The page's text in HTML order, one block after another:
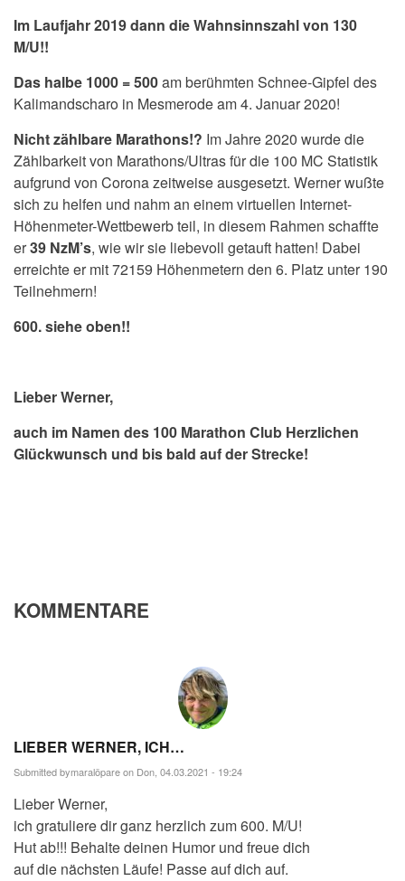
Im Laufjahr 2019 dann die Wahnsinnszahl von 130
M/U!!
Das halbe 1000 = 500am berühmten Schnee-Gipfel des
Kalimandscharo in Mesmerode am 4. Januar 2020!
Nicht zählbare Marathons!? Im Jahre 2020 wurde die
Zählbarkeit von Marathons/Ultras für die 100 MC Statistik
aufgrund von Corona zeitweise ausgesetzt. Werner wußte
sich zu helfen und nahm an einem virtuellen Internet-
Höhenmeter-Wettbewerb teil, in diesem Rahmen schaffte
er39 NzM’s, wie wir sie liebevoll getauft hatten! Dabei
erreichte er mit 72159 Höhenmetern den 6. Platz unter 190
Teilnehmern!
600. siehe oben!!
Lieber Werner,
auch im Namen des 100 Marathon Club Herzlichen
Glückwunsch und bis bald auf der Strecke!
KOMMENTARE
LIEBER WERNER, ICH…
Submitted bymaralöpareon Don, 04.03.2021 - 19:24
Lieber Werner,
ich gratuliere dir ganz herzlich zum 600. M/U!
Hut ab!!! Behalte deinen Humor und freue dich
auf die nächsten Läufe! Passe auf dich auf.